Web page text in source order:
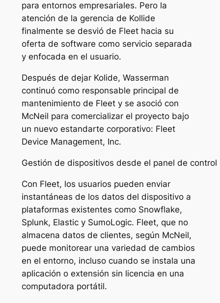
para entornos empresariales. Pero la
atención de la gerencia de Kollide
finalmente se desvió de Fleet hacia su
oferta de software como servicio separada
y enfocada en el usuario.
Después de dejar Kolide, Wasserman
continuó como responsable principal de
mantenimiento de Fleet y se asoció con
McNeil para comercializar el proyecto bajo
un nuevo estandarte corporativo: Fleet
Device Management, Inc.
Gestión de dispositivos desde el panel de
Con Fleet, los usuarios pueden enviar
instantáneas de los datos del dispositivo a
plataformas existentes como Snowflake,
Splunk, Elastic y SumoLogic. Fleet, que no
almacena datos de clientes, según McNeil,
puede monitorear una variedad de cambios
en el entorno, incluso cuando se instala una
aplicación o extensión sin licencia en una
computadora portátil.